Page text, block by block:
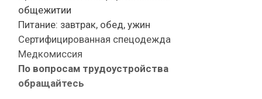
общежитии
Питание: завтрак, обед, ужин
Сертифицированная спецодежда
Медкомиссия
По вопросам трудоустройства
обращайтесь